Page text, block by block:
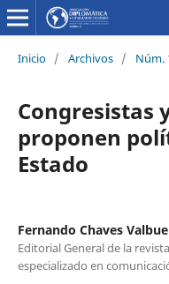
Inicio / Archivos / Núm.
Congresistas
proponen
Estado
Fernando Chaves
Editorial General de la
especializado en